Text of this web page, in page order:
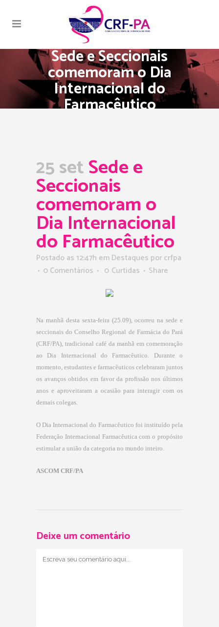
Sede e Seccionais
comemoram o Dia
Internacional do
Farmacêutico
25 setSede e
Seccionais
comemoram o
Dia Internacional
do Farmacêutico
Postado as 12:47h emDestaques porcrfpa
0 Comentários
0 Curtidas Share
Na manhã desta sexta-feira (25.09), ocorreu na sede e
seccionais do Conselho Regional de Farmácia do Pará
(CRF/PA), tradicional café da manhã em comemoração
ao Dia Internacional do Farmacêutico. Durante o
momento, estudantes e farmacêuticos celebraram juntos
os avanços obtidos em favor da profissão nos últimos
anos e aproveitaram a ocasião para interagir com os
demais colegas.
O Dia Internacional do Farmacêutico foi instituído pela
Federação Internacional Farmacêutica com o propósito
estimular a união da categoria no mundo inteiro.
ASCOM CRF/PA
Deixe um comentário